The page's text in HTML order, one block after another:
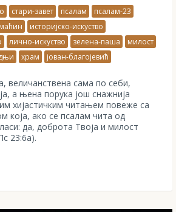
стари-завет псалам
псалам-23
историјско-искуство
лично-искуство зелена-паша
милост
храм јован-благојевић
величанствена сама по себи,
а њена порука још снажнија
хијастичким читањем повеже са
која, ако се псалам чита од
да, доброта Твоја и милост
23:6а).